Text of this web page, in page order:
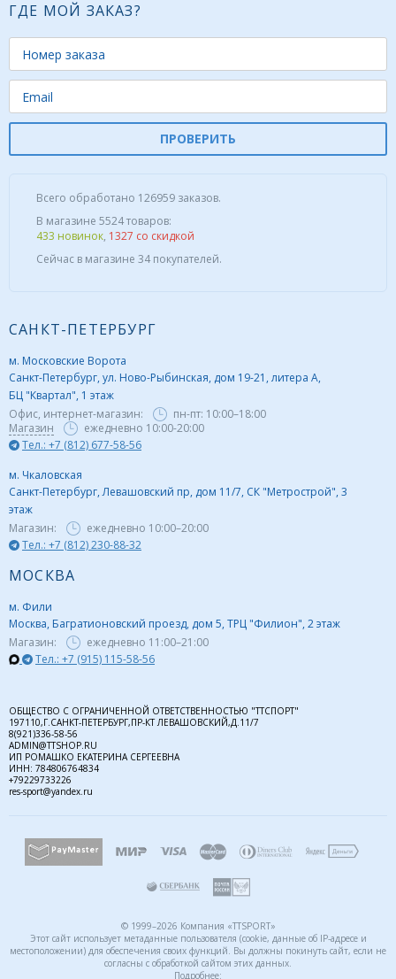
ГДЕ МОЙ ЗАКАЗ?
ПРОВЕРИТЬ
Всего обработано 126959 заказов.
В магазине 5524 товаров:
433 новинок, 1327 со скидкой
Сейчас в магазине 34 покупателей.
САНКТ-ПЕТЕРБУРГ
м. Московские Ворота
Санкт-Петербург, ул. Ново-Рыбинская, дом 19-21, литера А,
БЦ "Квартал", 1 этаж
Офис, интернет-магазин:
пн-пт: 10:00–18:00
Магазин
ежедневно 10:00-20:00
Тел.: +7 (812) 677-58-56
м. Чкаловская
Санкт-Петербург, Левашовский пр, дом 11/7, СК "Метрострой", 3
этаж
Магазин:
ежедневно 10:00–20:00
Тел.: +7 (812) 230-88-32
МОСКВА
м. Фили
Москва, Багратионовский проезд, дом 5, ТРЦ "Филион", 2 этаж
Магазин:
ежедневно 11:00–21:00
Тел.: +7 (915) 115-58-56
ОБЩЕСТВО С ОГРАНИЧЕННОЙ ОТВЕТСТВЕННОСТЬЮ "ТТСПОРТ"
197110,Г.САНКТ-ПЕТЕРБУРГ,ПР-КТ ЛЕВАШОВСКИЙ,Д.11/7
8(921)336-58-56
ADMIN@TTSHOP.RU
ИП РОМАШКО ЕКАТЕРИНА СЕРГЕЕВНА
ИНН: 784806764834
+79229733226
res-sport@yandex.ru
© 1999–2026 Компания «TTSPORT»
Этот сайт использует метаданные пользователя (cookie, данные об IP-адресе и
местоположении) для обеспечения своих функций. Вы должны покинуть сайт, если не
согласны с обработкой сайтом этих данных.
Подробнее: